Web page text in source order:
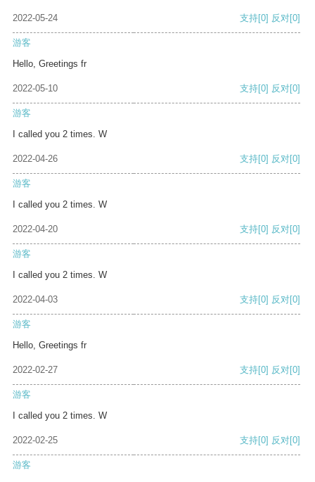
2022-05-24 支持[0] 反对[0]
游客
Hello, Greetings fr
2022-05-10 支持[0] 反对[0]
游客
I called you 2 times. W
2022-04-26 支持[0] 反对[0]
游客
I called you 2 times. W
2022-04-20 支持[0] 反对[0]
游客
I called you 2 times. W
2022-04-03 支持[0] 反对[0]
游客
Hello, Greetings fr
2022-02-27 支持[0] 反对[0]
游客
I called you 2 times. W
2022-02-25 支持[0] 反对[0]
游客